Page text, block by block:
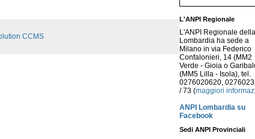
L'ANPI Regionale
L'ANPI Regionale della
Lombardia ha sede a
Milano in via Federico
Confalonieri, 14 (MM2
Verde - Gioia o
(MM5 Lilla - Isola), tel.
0276020620,
/ 73 (maggiori
ANPI Lombardia su
Facebook
Sedi ANPI Provinciali
CCMS